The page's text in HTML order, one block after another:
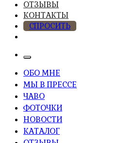
ОТЗЫВЫ
КОНТАКТЫ
СПРОСИТЬ
ОБО МНЕ
МЫ В ПРЕССЕ
ЧАВО
ФОТОЧКИ
НОВОСТИ
КАТАЛОГ